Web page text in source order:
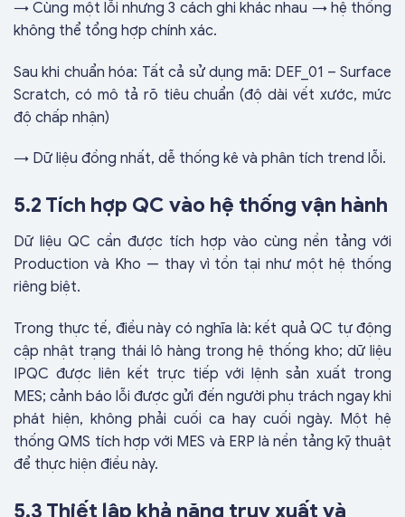
→ Cùng một lỗi nhưng 3 cách ghi khác nhau → hệ thống
không thể tổng hợp chính xác.
Sau khi chuẩn hóa: Tất cả sử dụng mã: DEF_01 – Surface
Scratch, có mô tả rõ tiêu chuẩn (độ dài vết xước, mức
độ chấp nhận)
→ Dữ liệu đồng nhất, dễ thống kê và phân tích trend lỗi.
5.2 Tích hợp QC vào hệ thống vận hành
Dữ liệu QC cần được tích hợp vào cùng nền tảng với
Production và Kho — thay vì tồn tại như một hệ thống
riêng biệt.
Trong thực tế, điều này có nghĩa là: kết quả QC tự động
cập nhật trạng thái lô hàng trong hệ thống kho; dữ liệu
IPQC được liên kết trực tiếp với lệnh sản xuất trong
MES; cảnh báo lỗi được gửi đến người phụ trách ngay khi
phát hiện, không phải cuối ca hay cuối ngày. Một hệ
thống QMS tích hợp với MES và ERP là nền tảng kỹ thuật
để thực hiện điều này.
5.3 Thiết lập khả năng truy xuất và